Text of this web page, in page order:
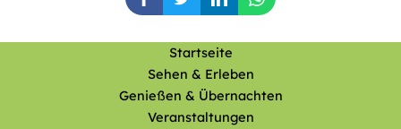
Startseite
Sehen & Erleben
Genießen & Übernachten
Veranstaltungen